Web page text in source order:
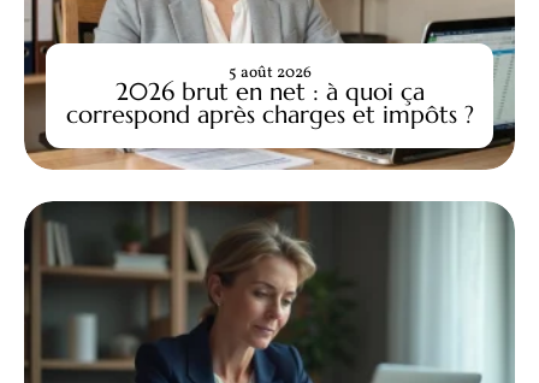
2026 brut en net : à quoi ça
correspond après charges et impôts ?
5 août 2026